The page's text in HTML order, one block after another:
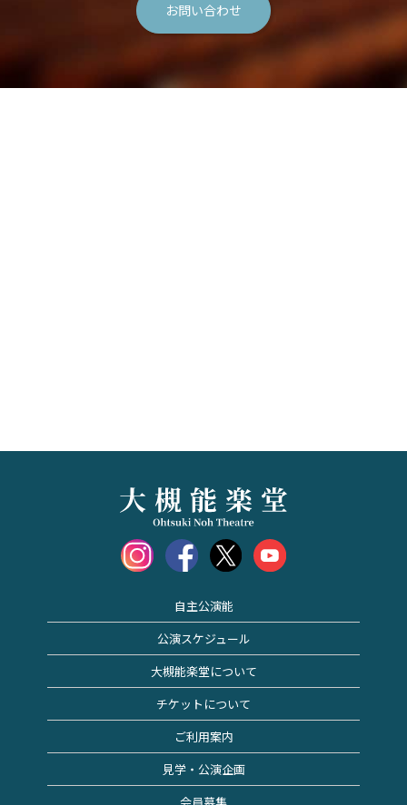
お問い合わせ
自主公演能
公演スケジュール
大槻能楽堂について
チケットについて
ご利用案内
見学・公演企画